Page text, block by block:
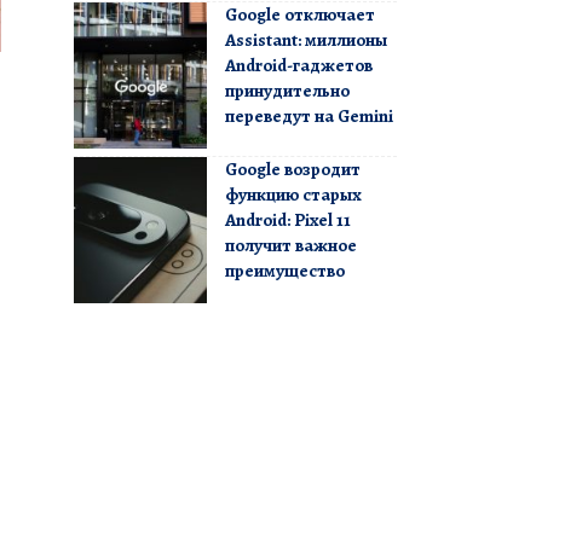
Google отключает
Assistant: миллионы
Android-гаджетов
принудительно
переведут на Gemini
Google возродит
функцию старых
Android: Pixel 11
получит важное
преимущество